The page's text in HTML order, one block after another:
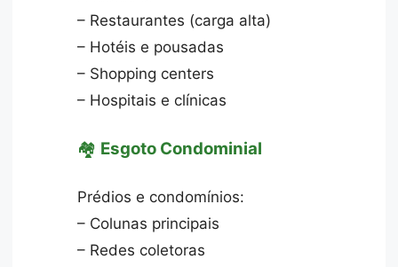
– Restaurantes (carga alta)
– Hotéis e pousadas
– Shopping centers
– Hospitais e clínicas
🏘️ Esgoto Condominial
Prédios e condomínios:
– Colunas principais
– Redes coletoras